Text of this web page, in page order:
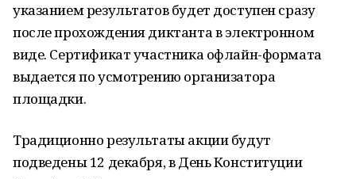
указанием результатов будет доступен сразу
после прохождения диктанта в электронном
виде. Сертификат участника офлайн-формата
выдается по усмотрению организатора
площадки.
Традиционно результаты акции будут
подведены 12 декабря, в День Конституции